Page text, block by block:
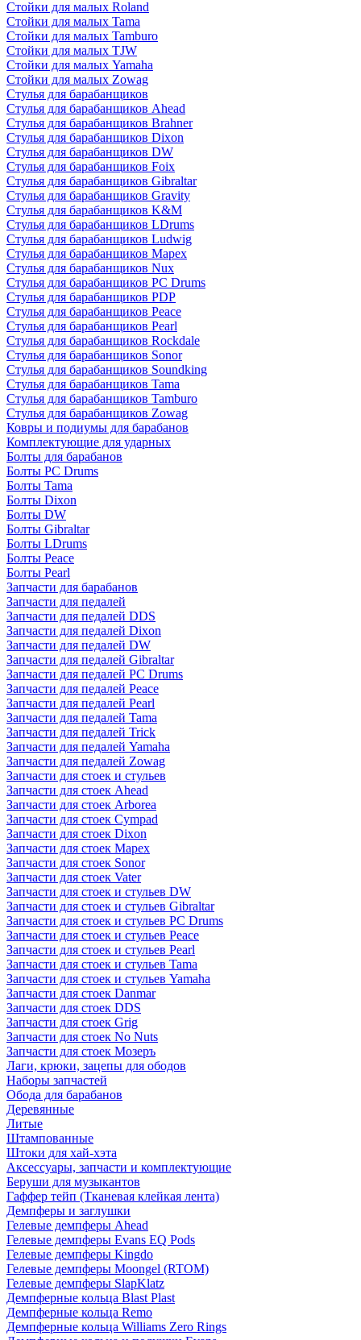
Стойки для малых Roland
Стойки для малых Tama
Стойки для малых Tamburo
Стойки для малых TJW
Стойки для малых Yamaha
Стойки для малых Zowag
Стулья для барабанщиков
Стулья для барабанщиков Ahead
Стулья для барабанщиков Brahner
Стулья для барабанщиков Dixon
Стулья для барабанщиков DW
Стулья для барабанщиков Foix
Стулья для барабанщиков Gibraltar
Стулья для барабанщиков Gravity
Стулья для барабанщиков K&M
Стулья для барабанщиков LDrums
Стулья для барабанщиков Ludwig
Стулья для барабанщиков Mapex
Стулья для барабанщиков Nux
Стулья для барабанщиков PC Drums
Стулья для барабанщиков PDP
Стулья для барабанщиков Peace
Стулья для барабанщиков Pearl
Стулья для барабанщиков Rockdale
Стулья для барабанщиков Sonor
Стулья для барабанщиков Soundking
Стулья для барабанщиков Tama
Стулья для барабанщиков Tamburo
Стулья для барабанщиков Zowag
Ковры и подиумы для барабанов
Комплектующие для ударных
Болты для барабанов
Болты PC Drums
Болты Tama
Болты Dixon
Болты DW
Болты Gibraltar
Болты LDrums
Болты Peace
Болты Pearl
Запчасти для барабанов
Запчасти для педалей
Запчасти для педалей DDS
Запчасти для педалей Dixon
Запчасти для педалей DW
Запчасти для педалей Gibraltar
Запчасти для педалей PC Drums
Запчасти для педалей Peace
Запчасти для педалей Pearl
Запчасти для педалей Tama
Запчасти для педалей Trick
Запчасти для педалей Yamaha
Запчасти для педалей Zowag
Запчасти для стоек и стульев
Запчасти для стоек Ahead
Запчасти для стоек Arborea
Запчасти для стоек Cympad
Запчасти для стоек Dixon
Запчасти для стоек Mapex
Запчасти для стоек Sonor
Запчасти для стоек Vater
Запчасти для стоек и стульев DW
Запчасти для стоек и стульев Gibraltar
Запчасти для стоек и стульев PC Drums
Запчасти для стоек и стульев Peace
Запчасти для стоек и стульев Pearl
Запчасти для стоек и стульев Tama
Запчасти для стоек и стульев Yamaha
Запчасти для стоек Danmar
Запчасти для стоек DDS
Запчасти для стоек Grig
Запчасти для стоек No Nuts
Запчасти для стоек Мозеръ
Лаги, крюки, зацепы для ободов
Наборы запчастей
Обода для барабанов
Деревянные
Литые
Штампованные
Штоки для хай-хэта
Аксессуары, запчасти и комплектующие
Беруши для музыкантов
Гаффер тейп (Тканевая клейкая лента)
Демпферы и заглушки
Гелевые демпферы Ahead
Гелевые демпферы Evans EQ Pods
Гелевые демпферы Kingdo
Гелевые демпферы Moongel (RTOM)
Гелевые демпферы SlapKlatz
Демпферные кольца Blast Plast
Демпферные кольца Remo
Демпферные кольца Williams Zero Rings